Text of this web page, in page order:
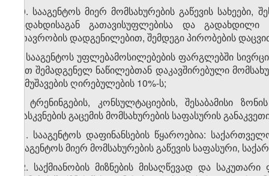
10. სააგენტოს მიერ მომსახურების გაწევის სახეები,
გადახდისაგან გათავისუფლებისა და
მთავრობის დადგენილებით, შემდეგი პირობების
ა) სააგენტოს უფლებამოსილებების ფარგლებში
მათ შემადგენელ ნაწილებთან დაკავშირებული
შემუშავების ღირებულების 10%-ს;
ბ) ტრენინგების, კონსულტაციების, შესაბამისი
დასკვნების გაცემის მომსახურების საფასურის
11. სააგენტოს დაფინანსების წყაროებია:
სააგენტოს მიერ მომსახურების გაწევის საფასური,
12. საქმიანობის მიზნების მისაღწევად და